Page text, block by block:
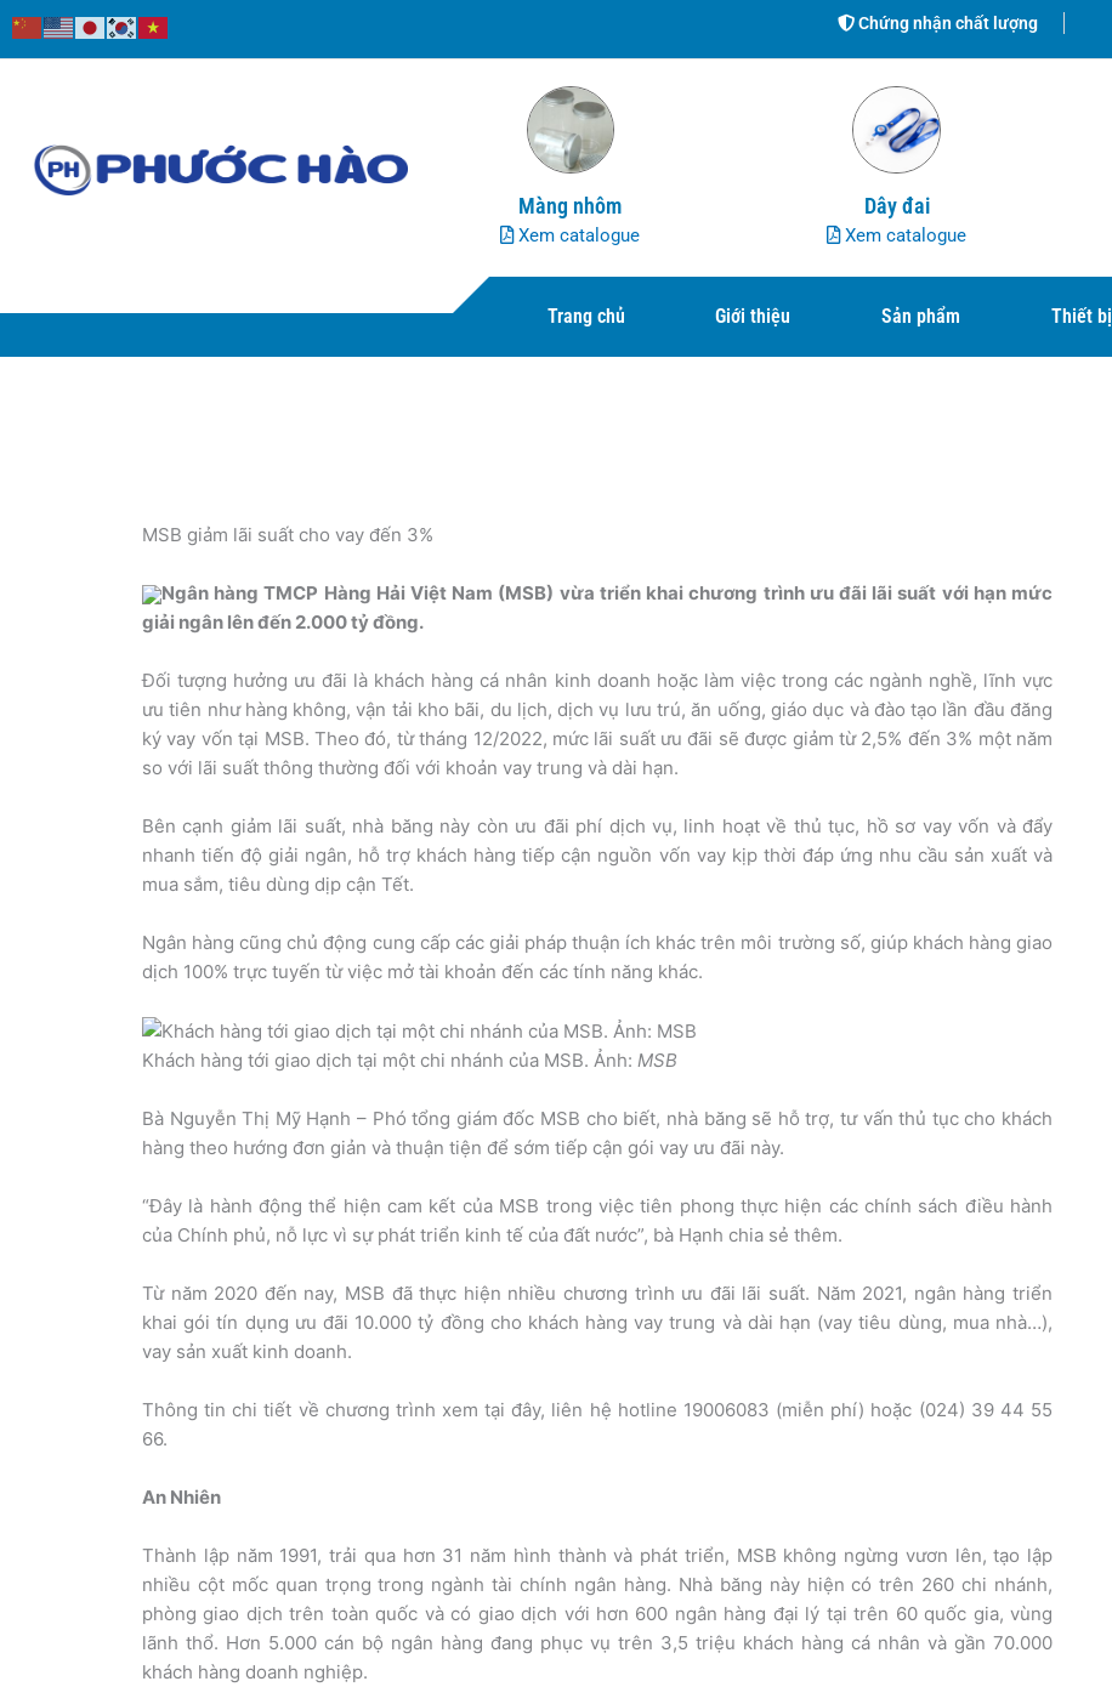
Nhảy
tới
Chứng nhận chất lượng
Màng nhôm
Xem catalogue
Dây đai
Xem catalogue
Trang chủ Giới thiệu Sản phẩm Thiết bị
MSB giảm lãi suất cho vay đến 3%
Ngân hàng TMCP Hàng Hải Việt Nam (MSB) vừa triển khai chương trình ưu đãi lãi suất với hạn mức
giải ngân lên đến 2.000 tỷ đồng.
Đối tượng hưởng ưu đãi là khách hàng cá nhân kinh doanh hoặc làm việc trong các ngành nghề, lĩnh vực
ưu tiên như hàng không, vận tải kho bãi, du lịch, dịch vụ lưu trú, ăn uống, giáo dục và đào tạo lần đầu đăng
ký vay vốn tại MSB. Theo đó, từ tháng 12/2022, mức lãi suất ưu đãi sẽ được giảm từ 2,5% đến 3% một năm
so với lãi suất thông thường đối với khoản vay trung và dài hạn.
Bên cạnh giảm lãi suất, nhà băng này còn ưu đãi phí dịch vụ, linh hoạt về thủ tục, hồ sơ vay vốn và đẩy
nhanh tiến độ giải ngân, hỗ trợ khách hàng tiếp cận nguồn vốn vay kịp thời đáp ứng nhu cầu sản xuất và
mua sắm, tiêu dùng dịp cận Tết.
Ngân hàng cũng chủ động cung cấp các giải pháp thuận ích khác trên môi trường số, giúp khách hàng giao
dịch 100% trực tuyến từ việc mở tài khoản đến các tính năng khác.
Khách hàng tới giao dịch tại một chi nhánh của MSB. Ảnh: MSB
Bà Nguyễn Thị Mỹ Hạnh – Phó tổng giám đốc MSB cho biết, nhà băng sẽ hỗ trợ, tư vấn thủ tục cho khách
hàng theo hướng đơn giản và thuận tiện để sớm tiếp cận gói vay ưu đãi này.
“Đây là hành động thể hiện cam kết của MSB trong việc tiên phong thực hiện các chính sách điều hành
của Chính phủ, nỗ lực vì sự phát triển kinh tế của đất nước”, bà Hạnh chia sẻ thêm.
Từ năm 2020 đến nay, MSB đã thực hiện nhiều chương trình ưu đãi lãi suất. Năm 2021, ngân hàng triển
khai gói tín dụng ưu đãi 10.000 tỷ đồng cho khách hàng vay trung và dài hạn (vay tiêu dùng, mua nhà…),
vay sản xuất kinh doanh.
Thông tin chi tiết về chương trình xem tại đây, liên hệ hotline 19006083 (miễn phí) hoặc (024) 39 44 55
66.
An Nhiên
Thành lập năm 1991, trải qua hơn 31 năm hình thành và phát triển, MSB không ngừng vươn lên, tạo lập
nhiều cột mốc quan trọng trong ngành tài chính ngân hàng. Nhà băng này hiện có trên 260 chi nhánh,
phòng giao dịch trên toàn quốc và có giao dịch với hơn 600 ngân hàng đại lý tại trên 60 quốc gia, vùng
lãnh thổ. Hơn 5.000 cán bộ ngân hàng đang phục vụ trên 3,5 triệu khách hàng cá nhân và gần 70.000
khách hàng doanh nghiệp.